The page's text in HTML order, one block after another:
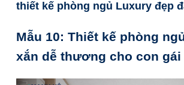
thiết kế phòng ngủ Luxury đẹp
Mẫu 10: Thiết kế phòng
xắn dễ thương cho con gái